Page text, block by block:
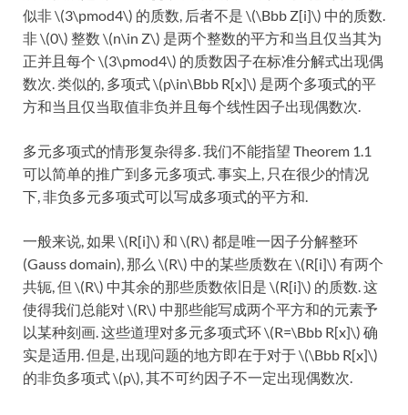
似非 \(3\pmod4\) 的质数, 后者不是 \(\Bbb Z[i]\) 中的质数.
非 \(0\) 整数 \(n\in Z\) 是两个整数的平方和当且仅当其为
正并且每个 \(3\pmod4\) 的质数因子在标准分解式出现偶
数次. 类似的, 多项式 \(p\in\Bbb R[x]\) 是两个多项式的平
方和当且仅当取值非负并且每个线性因子出现偶数次.
多元多项式的情形复杂得多. 我们不能指望 Theorem 1.1
可以简单的推广到多元多项式. 事实上, 只在很少的情况
下, 非负多元多项式可以写成多项式的平方和.
一般来说, 如果 \(R[i]\) 和 \(R\) 都是唯一因子分解整环
(Gauss domain), 那么 \(R\) 中的某些质数在 \(R[i]\) 有两个
共轭, 但 \(R\) 中其余的那些质数依旧是 \(R[i]\) 的质数. 这
使得我们总能对 \(R\) 中那些能写成两个平方和的元素予
以某种刻画. 这些道理对多元多项式环 \(R=\Bbb R[x]\) 确
实是适用. 但是, 出现问题的地方即在于对于 \(\Bbb R[x]\)
的非负多项式 \(p\), 其不可约因子不一定出现偶数次.